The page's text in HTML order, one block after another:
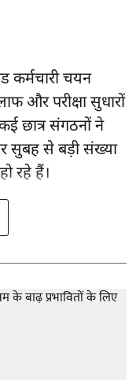
चयन
और परीक्षा सुधारों
छात्र संगठनों ने
सुबह से बड़ी संख्या
रहे हैं।